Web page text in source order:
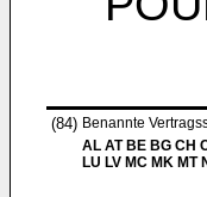
(84) Benannte
AL AT BE BG CH
LU LV MC MK MT